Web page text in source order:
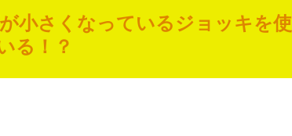
小さくなっているジョッキを使
る！？